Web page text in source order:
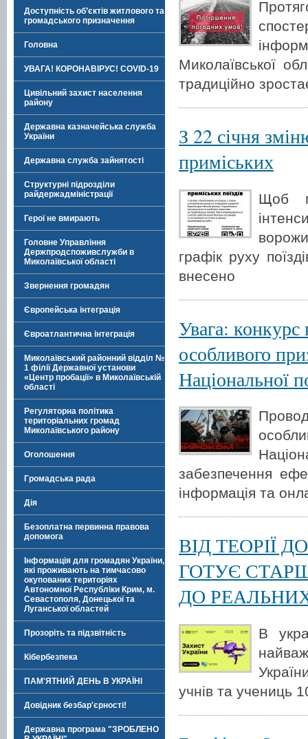
Доступність об’єктів житлового та
громадського призначення
Головна
УВАГА! КОРОНАВІРУС! COVID-19
Цивільний захист населення
району
Державна казначейська служба
України
Державна служба зайнятості
Структурні підрозділи
райдержадміністрації
Герої не вмирають
Головне Управління
Держпродспоживслужби в
Миколаївської області
Звернення громадян
Європейська інтеграція
Євроатлантична інтеграція
Миколаївський районний відділ №
1 філії Державної установи
«Центр пробації» в Миколаївській
області
Регуляторна політика
територіальних громад
Миколаївського району
Оголошення
Громадська рада
Дія
Безоплатна первинна правова
допомога
Інформація для громадян України,
які проживають на тимчасово
окупованих територіях
Автономної Республіки Крим, м.
Севастополя, Донецької та
Луганської областей
Прозоріть та підзвітність
Кібербезпека
ПАМ'ЯТНИЙ ДЕНЬ В УКРАЇНІ
Довідник безбар'єрності!
Державна програма "ЗРОБЛЕНО
Миколаївської
традиційно
З 22 січня
приміських
Щоб
графік руху
внесено
Увага: конкурс
особливого
Національної
забезпечення
інформація та
ВІД ТЕОРІЇ
ГОТУЄ
ДО
В
учнів та учениць